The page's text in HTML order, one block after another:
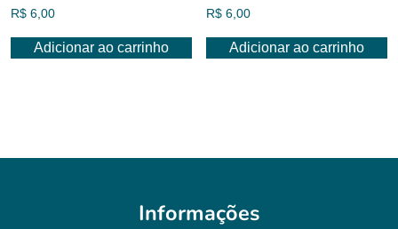
R$ 6,00
Adicionar ao carrinho
R$ 6,00
Adicionar ao carrinho
Informações